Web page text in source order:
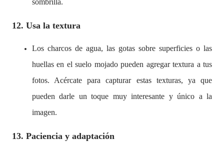
sombrilla.
12. Usa la textura
Los charcos de agua, las gotas sobre superficies o las
huellas en el suelo mojado pueden agregar textura a tus
fotos. Acércate para capturar estas texturas, ya que
pueden darle un toque muy interesante y único a la
imagen.
13. Paciencia y adaptación